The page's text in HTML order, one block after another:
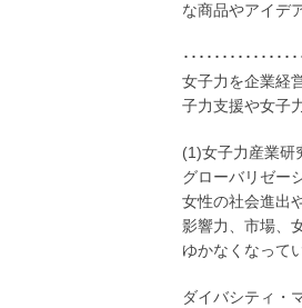
な商品やアイデ
･･････････････
女子力を企業経
子力支援や女子
(1)女子力産業研
グローバリゼー
女性の社会進出
影響力、市場、
ゆかなくなって
ダイバシティ・